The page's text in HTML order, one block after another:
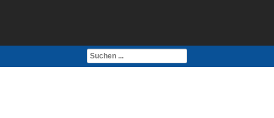
Impressum